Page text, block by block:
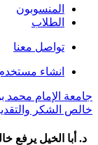
المنسوبون
الطلاب
تواصل معنا
انشاء
جامعة الإمام محمد
خالص الشكر
د. أبا الخيل يرفع